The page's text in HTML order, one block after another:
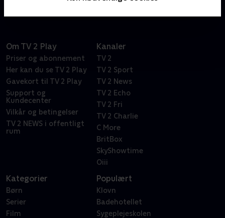
Om TV 2 Play
Priser og abonnement
Her kan du se TV 2 Play
Gavekort til TV 2 Play
Support og
Kundecenter
Vilkår og betingelser
TV 2 NEWS i offentligt
rum
Kanaler
TV 2
TV 2 Sport
TV 2 News
TV 2 Echo
TV 2 Fri
TV 2 Charlie
C More
BritBox
SkyShowtime
Oiii
Kategorier
Børn
Serier
Film
Populært
Klovn
Badehotellet
Sygeplejeskolen